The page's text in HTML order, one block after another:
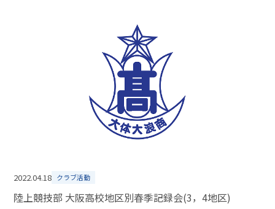
2022.04.18 クラブ活動
陸上競技部 大阪高校地区別春季記録会(3，4地区)